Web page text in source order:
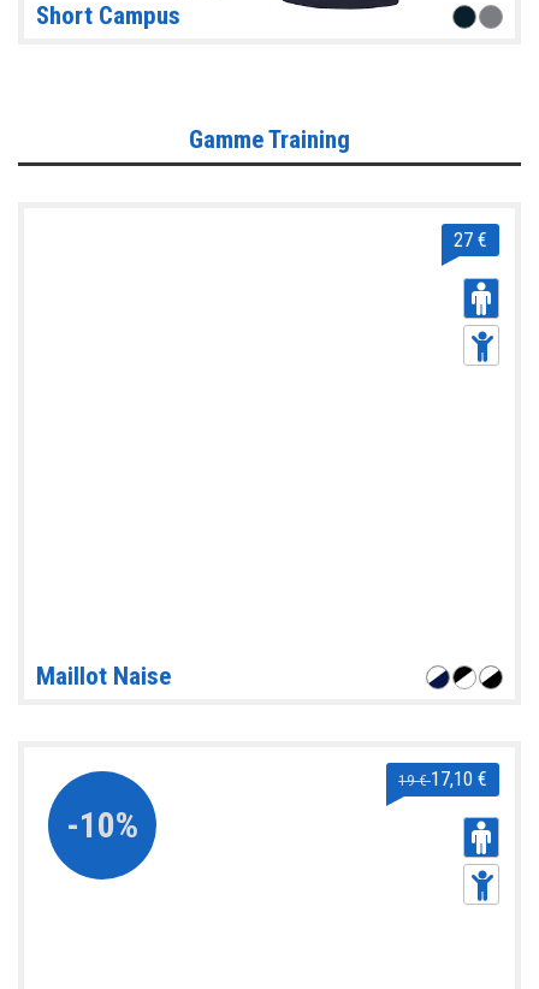
Short Campus
Gamme Training
27 €
Maillot Naise
19 €17,10 €
-10%